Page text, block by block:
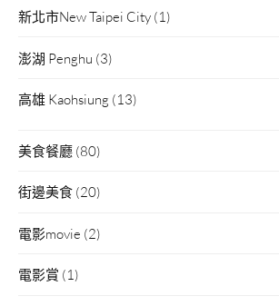
新北市New Taipei City (1)
澎湖 Penghu (3)
高雄 Kaohsiung (13)
美食餐廳 (80)
街邊美食 (20)
電影movie (2)
電影賞 (1)